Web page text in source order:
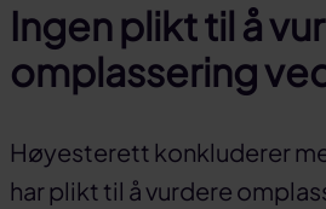
Ingen plikt til å
omplassering
Høyesterett konkluderer
har plikt til å vurdere